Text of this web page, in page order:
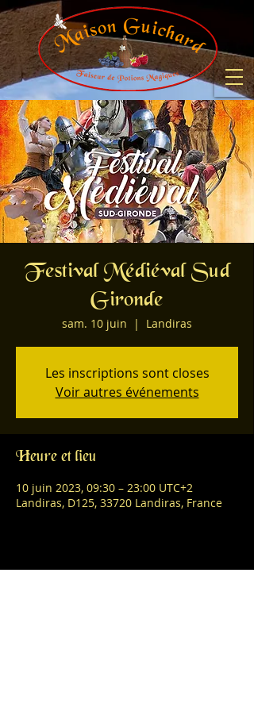
Festival Médiéval Sud
Gironde
sam. 10 juin
  |
Landiras
Les inscriptions sont closes
Voir autres événements
Heure et lieu
10 juin 2023, 09:30 – 23:00 UTC+2
Landiras, D125, 33720 Landiras, France